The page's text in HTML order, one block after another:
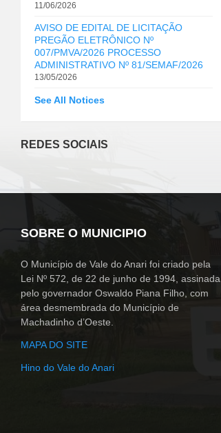
11/06/2026
AVISO DE EDITAL DE LICITAÇÃO
PREGÃO ELETRÔNICO Nº
007/PMVA/2026 PROCESSO
ADMINISTRATIVO Nº 81/SEMAF/2026
13/05/2026
See All Notices
REDES SOCIAIS
SOBRE O MUNICIPIO
O Município de Vale do Anari foi criado pela
Lei Nº 572, de 22 de junho de 1994, assinada
pelo governador Oswaldo Piana Filho, com
área desmembrada do Município de
Machadinho d’Oeste.
MAPA DO SITE
Hino do Vale do Anari